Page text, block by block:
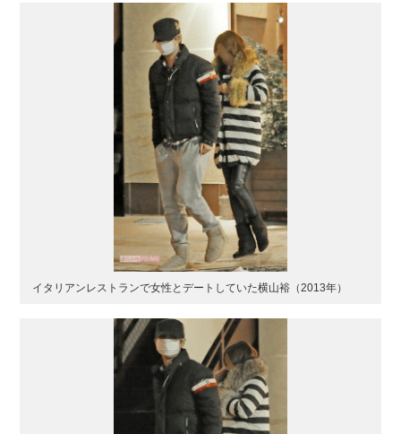
イタリアンレストランで女性とデートしていた横山裕（2013年）